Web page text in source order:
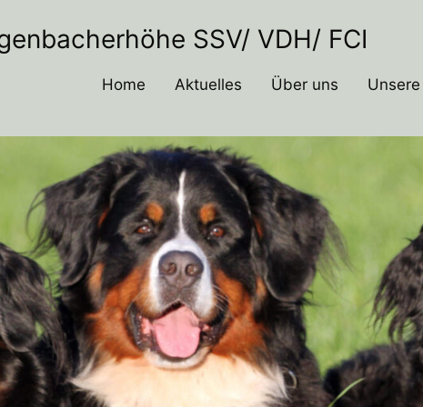
SSV/ VDH/ FCI
Home Aktuelles Über uns